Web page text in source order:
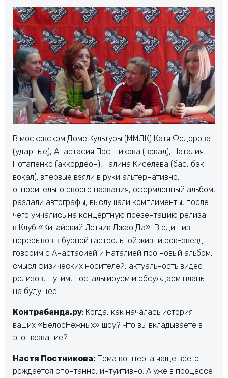
В московском Доме Культуры (ММДК) Катя Федорова
(ударные), Анастасия Постникова (вокал), Наталия
Потапенко (аккордеон), Галина Киселева (бас, бэк-
вокал). впервые взяли в руки альтернативно,
относительно своего названия, оформленный альбом,
раздали автографы, выслушали комплименты, после
чего умчались на концертную презентацию релиза —
в Клуб «Китайский Лётчик Джао Да». В один из
перерывов в бурной гастрольной жизни рок-звезд
говорим с Анастасией и Наталией про новый альбом,
смысл физических носителей, актуальность видео-
релизов, шутим, ностальгируем и обсуждаем планы
на будущее.
Контрабанда.ру: Когда, как началась история
ваших «БелосНежных» шоу? Что вы вкладываете в
это название?
Настя Постникова: Тема концерта чаще всего
рождается спонтанно, интуитивно. А уже в процессе